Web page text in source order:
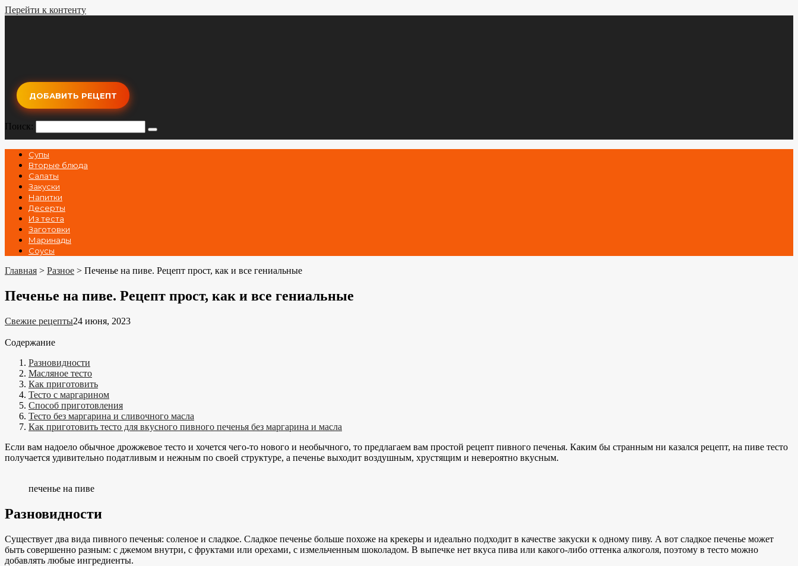
Перейти к контенту
ДОБАВИТЬ РЕЦЕПТ
Поиск:
Супы
Вторые блюда
Салаты
Закуски
Напитки
Десерты
Из теста
Заготовки
Маринады
Соусы
Главная > Разное > Печенье на пиве. Рецепт прост, как и все гениальные
Печенье на пиве. Рецепт прост, как и все гениальные
Свежие рецепты24 июня, 2023
Содержание
Разновидности
Масляное тесто
Как приготовить
Тесто с маргарином
Способ приготовления
Тесто без маргарина и сливочного масла
Как приготовить тесто для вкусного пивного печенья без маргарина и масла
Если вам надоело обычное дрожжевое тесто и хочется чего-то нового и необычного, то предлагаем вам простой рецепт пивного печенья. Каким бы странным ни казался рецепт, на пиве тесто
получается удивительно податливым и нежным по своей структуре, а печенье выходит воздушным, хрустящим и невероятно вкусным.
печенье на пиве
Разновидности
Существует два вида пивного печенья: соленое и сладкое. Сладкое печенье больше похоже на крекеры и идеально подходит в качестве закуски к одному пиву. А вот сладкое печенье может
быть совершенно разным: с джемом внутри, с фруктами или орехами, с измельченным шоколадом. В выпечке нет вкуса пива или какого-либо оттенка алкоголя, поэтому в тесто можно
добавлять любые ингредиенты.